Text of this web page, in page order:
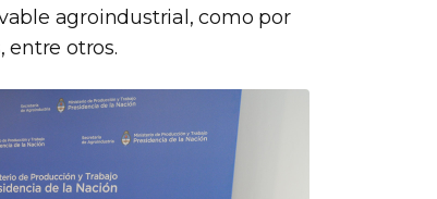
agroindustrial, como por
entre otros.